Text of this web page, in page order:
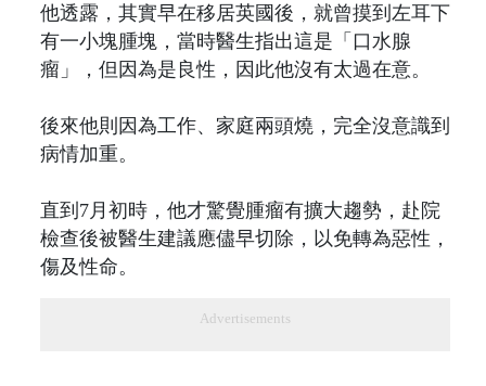
他透露，其實早在移居英國後，就曾摸到左耳下
有一小塊腫塊，當時醫生指出這是「口水腺
瘤」，但因為是良性，因此他沒有太過在意。
後來他則因為工作、家庭兩頭燒，完全沒意識到
病情加重。
直到7月初時，他才驚覺腫瘤有擴大趨勢，赴院
檢查後被醫生建議應儘早切除，以免轉為惡性，
傷及性命。
Advertisements